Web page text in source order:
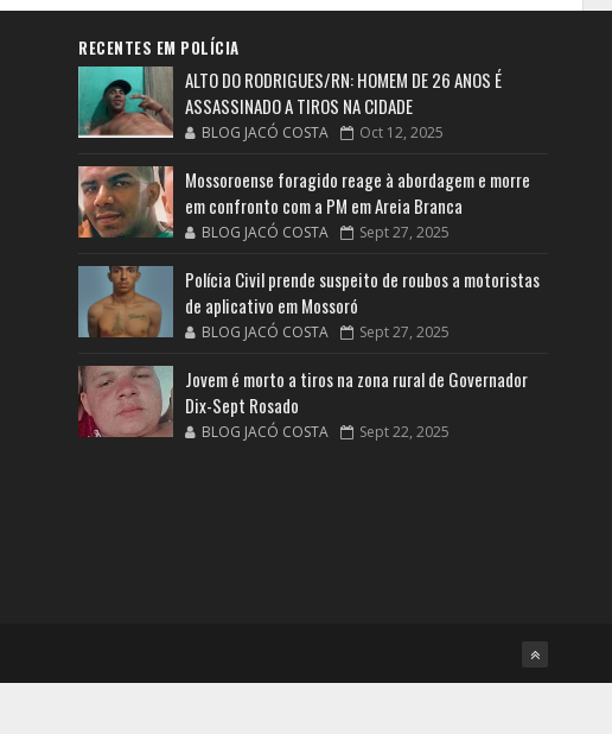
RECENTES EM POLÍCIA
ALTO DO RODRIGUES/RN: HOMEM DE 26 ANOS É
ASSASSINADO A TIROS NA CIDADE
BLOG JACÓ COSTA Oct 12, 2025
Mossoroense foragido reage à abordagem e morre
em confronto com a PM em Areia Branca
BLOG JACÓ COSTA Sept 27, 2025
Polícia Civil prende suspeito de roubos a motoristas
de aplicativo em Mossoró
BLOG JACÓ COSTA Sept 27, 2025
Jovem é morto a tiros na zona rural de Governador
Dix-Sept Rosado
BLOG JACÓ COSTA Sept 22, 2025